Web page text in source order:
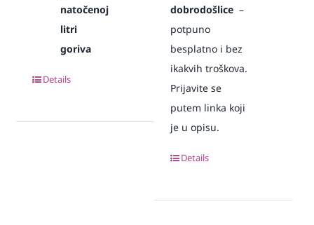
natočenoj
litri
goriva
Details
dobrodošlice –
potpuno
besplatno i bez
ikakvih troškova.
Prijavite se
putem linka koji
je u opisu.
Details